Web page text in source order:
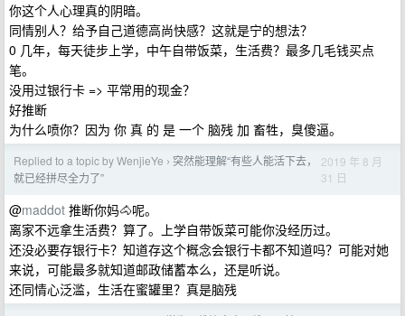
你这个人心理真的阴暗。
同情别人？给予自己道德高尚快感？这就是宁的想法？
0 几年，每天徒步上学，中午自带饭菜，生活费？最多几毛钱买点
笔。
没用过银行卡 => 平常用的现金？
好推断
为什么喷你？因为 你 真 的 是 一个 脑残 加 畜牲，臭傻逼。
Replied to a topic by WenjieYe › 突然能理解“有些人能活下去，
就已经拼尽全力了”
2019 年 8 月
31 日
@maddot 推断你妈🐴呢。
离家不远拿生活费？算了。上学自带饭菜可能你没经历过。
还没必要存银行卡？知道存这个概念会银行卡都不知道吗？可能对她
来说，可能最多就知道邮政储蓄本么，还是听说。
还同情心泛滥，生活在蜜罐里？真是脑残